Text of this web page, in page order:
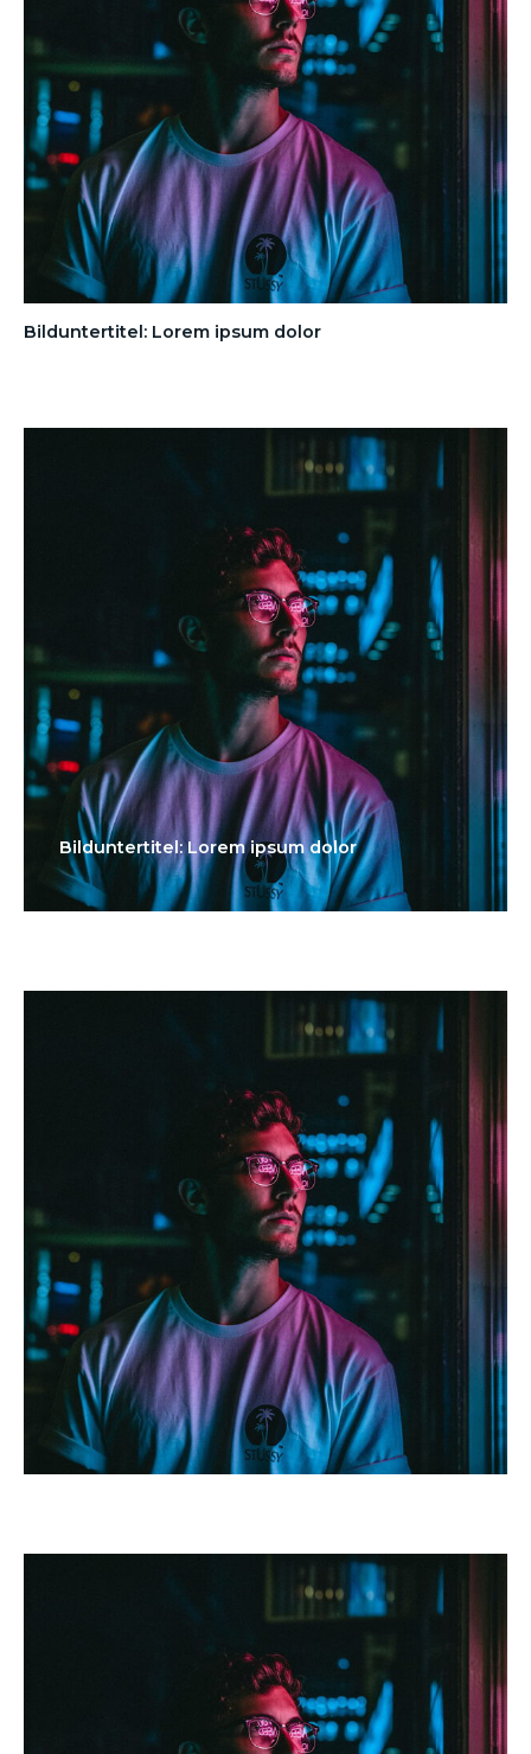
Bilduntertitel: Lorem ipsum dolor
Bilduntertitel: Lorem ipsum dolor